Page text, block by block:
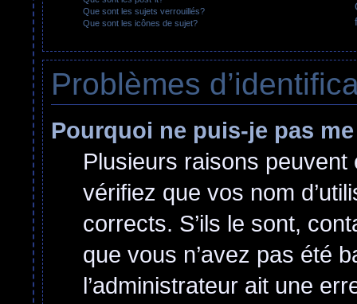
Que sont les sujets verrouillés?
Que sont les icônes de sujet?
Problèmes
Pourquoi ne puis-je pas
Plusieurs raisons
vérifiez que vos nom
corrects. S’ils le sont,
que vous n’avez pas été
l’administrateur ait une